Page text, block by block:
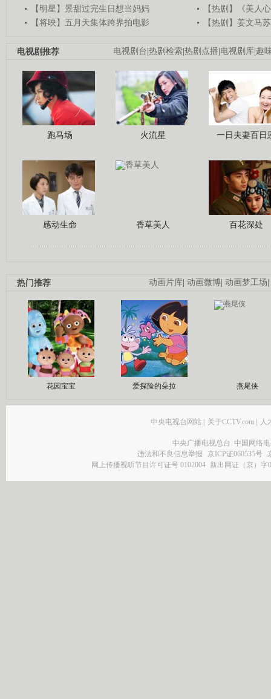
【明星】景甜过完生日想当妈妈
【热剧】《美人
【将映】五月天集体跨界拍电影
【热剧】姜文马
电视剧台|热剧检索|热剧点播|电视剧库|趣
电视剧推荐
跑马场 火流星 一日夫妻百日
感动生命 香草美人 百花深处
动画片库| 动画微博| 动画梦工场|
热门推荐
花园宝宝 爱探险的朵拉 燕尾侠
中央电视台网站 | 关于CCTV.com | 人
中央广播电视总台 中国网络
违法和不良信息举报
京ICP证060535号
网上传播视听节目许可证号 0102004 新出网证（京）